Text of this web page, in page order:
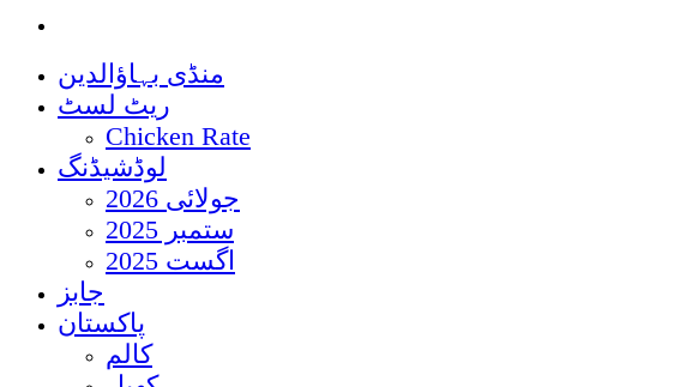
منڈی بہاؤالدین
ریٹ لسٹ
Chicken Rate
لوڈشیڈنگ
جولائی 2026
ستمبر 2025
اگست 2025
جابز
پاکستان
کالم